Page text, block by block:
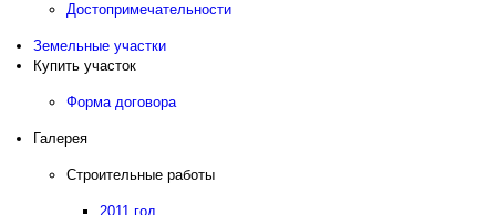
Достопримечательности
Земельные участки
Купить участок
Форма договора
Галерея
Строительные работы
2011 год